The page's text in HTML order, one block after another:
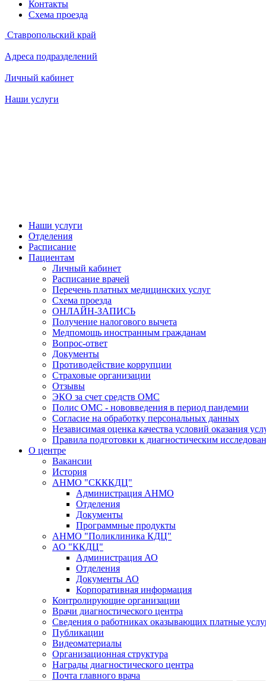
Контакты
Схема проезда
Ставропольский край
Адреса подразделений
Личный кабинет
Наши услуги
Наши услуги
Отделения
Расписание
Пациентам
Личный кабинет
Расписание врачей
Перечень платных медицинских услуг
Схема проезда
ОНЛАЙН-ЗАПИСЬ
Получение налогового вычета
Медпомощь иностранным гражданам
Вопрос-ответ
Документы
Противодействие коррупции
Страховые организации
Отзывы
ЭКО за счет средств ОМС
Полис ОМС - нововведения в период пандемии
Согласие на обработку персональных данных
Независимая оценка качества условий оказания
Правила подготовки к диагностическим
О центре
Вакансии
История
АНМО "СКККДЦ"
Администрация АНМО
Отделения
Документы
Программные продукты
АНМО "Поликлиника КДЦ"
АО "ККДЦ"
Администрация АО
Отделения
Документы АО
Корпоративная информация
Контролирующие организации
Врачи диагностического центра
Сведения о работниках оказывающих платные
Публикации
Видеоматериалы
Организационная структура
Награды диагностического центра
Почта главного врача